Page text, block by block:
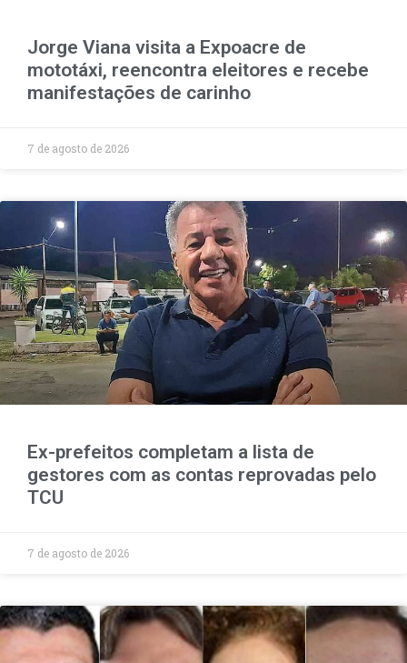
Jorge Viana visita a Expoacre de
mototáxi, reencontra eleitores e recebe
manifestações de carinho
7 de agosto de 2026
Ex-prefeitos completam a lista de
gestores com as contas reprovadas pelo
TCU
7 de agosto de 2026